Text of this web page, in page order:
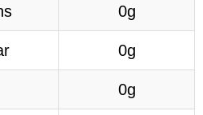
0g
0g
0g